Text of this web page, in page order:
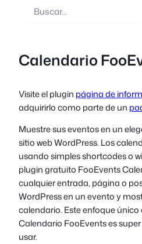
Buscar
Calendario
Visite el plugin página de
adquirirlo como parte de un
Muestre sus eventos en un
sitio web WordPress. Los
usando simples shortcodes o
plugin gratuito FooEvents
cualquier entrada, página o
WordPress en un evento y
calendario. Este enfoque único
Calendario FooEvents es
usar.